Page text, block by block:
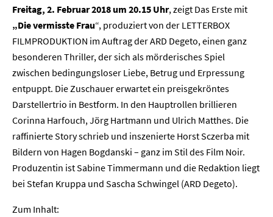
Freitag, 2. Februar 2018 um 20.15 Uhr, zeigt Das Erste mit
„Die vermisste Frau“, produziert von der LETTERBOX
FILMPRODUKTION im Auftrag der ARD Degeto, einen ganz
besonderen Thriller, der sich als mörderisches Spiel
zwischen bedingungsloser Liebe, Betrug und Erpressung
entpuppt. Die Zuschauer erwartet ein preisgekröntes
Darstellertrio in Bestform. In den Hauptrollen brillieren
Corinna Harfouch, Jörg Hartmann und Ulrich Matthes. Die
raffinierte Story schrieb und inszenierte Horst Sczerba mit
Bildern von Hagen Bogdanski – ganz im Stil des Film Noir.
Produzentin ist Sabine Timmermann und die Redaktion liegt
bei Stefan Kruppa und Sascha Schwingel (ARD Degeto).
Zum Inhalt: